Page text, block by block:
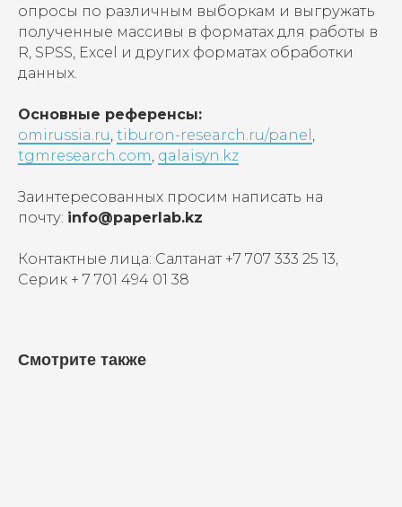
опросы по различным выборкам и выгружать
полученные массивы в форматах для работы в
R, SPSS, Excel и других форматах обработки
данных.
Основные референсы:
omirussia.ru, tiburon-research.ru/panel ,
tgmresearch.com, qalaisyn.kz
Заинтересованных просим написать на
почту: info@paperlab.kz
Контактные лица: Салтанат +7 707 333 25 13,
Серик + 7 701 494 01 38
Смотрите также